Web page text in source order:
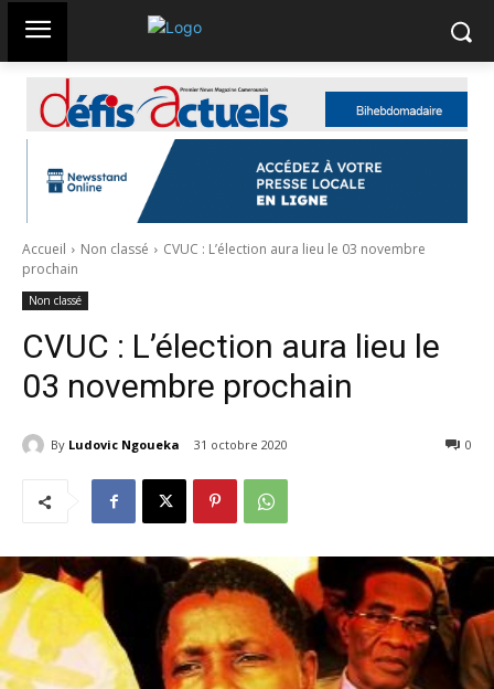
Accueil Non classé
CVUC : L’élection aura lieu le 03 novembre
prochain
Non classé
CVUC : L’élection aura lieu le
03 novembre prochain
By Ludovic Ngoueka 31 octobre 2020 0